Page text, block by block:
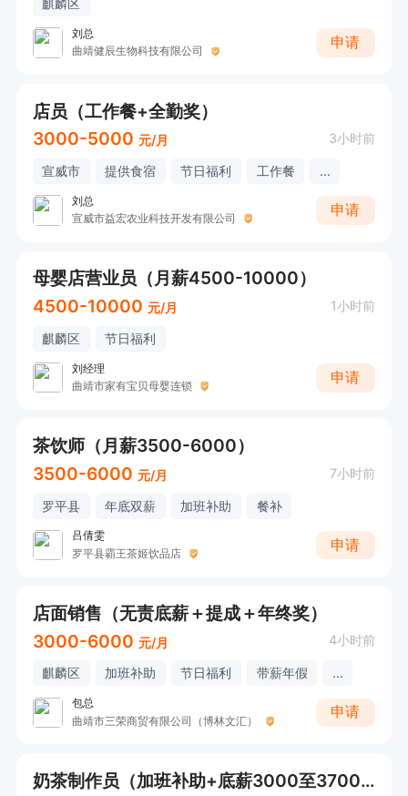
麒麟区
刘总
曲靖健辰生物科技有限公司
申请
店员（工作餐+全勤奖）
3000-5000 元/月 3小时前
宣威市 提供食宿 节日福利 工作餐 ...
刘总
宣威市益宏农业科技开发有限公司
申请
母婴店营业员（月薪4500-10000）
4500-10000 元/月 1小时前
麒麟区 节日福利
刘经理
曲靖市家有宝贝母婴连锁
申请
茶饮师（月薪3500-6000）
3500-6000 元/月 7小时前
罗平县 年底双薪 加班补助 餐补
吕倩雯
罗平县霸王茶姬饮品店
申请
店面销售（无责底薪＋提成＋年终奖）
3000-6000 元/月 4小时前
麒麟区 加班补助 节日福利 带薪年假 ...
包总
曲靖市三荣商贸有限公司（博林文汇）
申请
奶茶制作员（加班补助+底薪3000至3700元）